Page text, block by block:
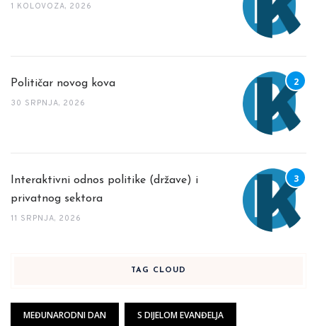
1 KOLOVOZA, 2026
Političar novog kova
30 SRPNJA, 2026
Interaktivni odnos politike (države) i
privatnog sektora
11 SRPNJA, 2026
TAG CLOUD
MEĐUNARODNI DAN S DIJELOM EVANĐELJA